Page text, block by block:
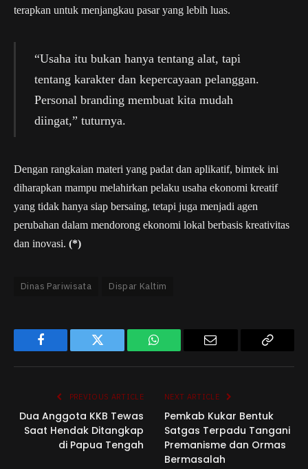
terapkan untuk menjangkau pasar yang lebih luas.
“Usaha itu bukan hanya tentang alat, tapi
tentang karakter dan kepercayaan pelanggan.
Personal branding membuat kita mudah
diingat,” tuturnya.
Dengan rangkaian materi yang padat dan aplikatif, bimtek ini
diharapkan mampu melahirkan pelaku usaha ekonomi kreatif
yang tidak hanya siap bersaing, tetapi juga menjadi agen
perubahan dalam mendorong ekonomi lokal berbasis kreativitas
dan inovasi. (*)
Dinas Pariwisata Dispar Kaltim
Facebook Twitter WhatsApp Email
Copy
PREVIOUS ARTICLE
Dua Anggota KKB Tewas
Saat Hendak Ditangkap
di Papua Tengah
NEXT ARTICLE
Pemkab Kukar Bentuk
Satgas Terpadu Tangani
Premanisme dan Ormas
Bermasalah